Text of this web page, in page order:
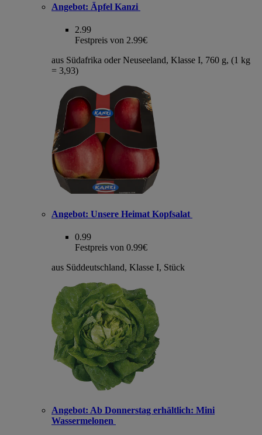
Angebot: Äpfel Kanzi
2.99
Festpreis von 2.99€
aus Südafrika oder Neuseeland, Klasse I, 760 g, (1 kg
= 3,93)
Angebot: Unsere Heimat Kopfsalat
0.99
Festpreis von 0.99€
aus Süddeutschland, Klasse I, Stück
Angebot: Ab Donnerstag erhältlich: Mini
Wassermelonen